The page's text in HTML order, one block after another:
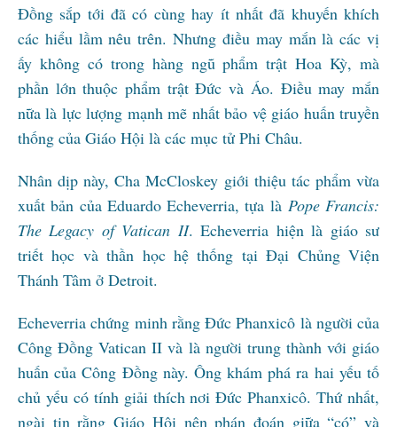
Đồng sắp tới đã có cùng hay ít nhất đã khuyến khích
các hiểu lầm nêu trên. Nhưng điều may mắn là các vị
ấy không có trong hàng ngũ phẩm trật Hoa Kỳ, mà
phần lớn thuộc phẩm trật Đức và Áo. Điều may mắn
nữa là lực lượng mạnh mẽ nhất bảo vệ giáo huấn truyền
thống của Giáo Hội là các mục tử Phi Châu.
Nhân dịp này, Cha McCloskey giới thiệu tác phẩm vừa
xuất bản của Eduardo Echeverria, tựa là Pope Francis:
The Legacy of Vatican II. Echeverria hiện là giáo sư
triết học và thần học hệ thống tại Đại Chủng Viện
Thánh Tâm ở Detroit.
Echeverria chứng minh rằng Đức Phanxicô là người của
Công Đồng Vatican II và là người trung thành với giáo
huấn của Công Đồng này. Ông khám phá ra hai yếu tố
chủ yếu có tính giải thích nơi Đức Phanxicô. Thứ nhất,
ngài tin rằng Giáo Hội nên phán đoán giữa “có” và